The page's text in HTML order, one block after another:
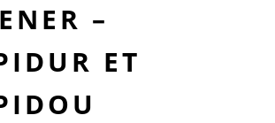
–
ET